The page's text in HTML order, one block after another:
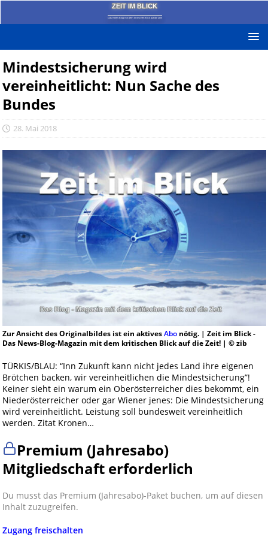
ZEIT IM BLICK
Das News-Blog mit dem kritischen Blick auf die Zeit!
Mindestsicherung wird
vereinheitlicht: Nun Sache des
Bundes
28. Mai 2018
Zur Ansicht des Originalbildes ist ein aktivesAbonötig. | Zeit im Blick -
Das News-Blog-Magazin mit dem kritischen Blick auf die Zeit! | © zib
TÜRKIS/BLAU: “Inn Zukunft kann nicht jedes Land ihre eigenen
Brötchen backen, wir vereinheitlichen die Mindestsicherung”!
Keiner sieht ein warum ein Oberösterreicher dies bekommt, ein
Niederösterreicher oder gar Wiener jenes: Die Mindestsicherung
wird vereinheitlicht. Leistung soll bundesweit vereinheitlich
werden. Zitat Kronen…
Premium (Jahresabo)
Mitgliedschaft erforderlich
Du musst das Premium (Jahresabo)-Paket buchen, um auf diesen
Inhalt zuzugreifen.
Zugang freischalten